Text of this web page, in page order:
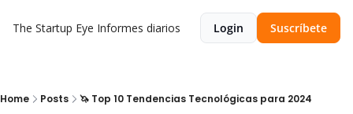
The Startup Eye Informes diarios Login Suscríbete
Home Posts 🦄 Top 10 Tendencias Tecnológicas para 2024